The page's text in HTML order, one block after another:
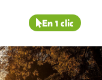
En 1 clic